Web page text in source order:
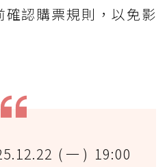
認購票規則，以免影
(一) 19:00